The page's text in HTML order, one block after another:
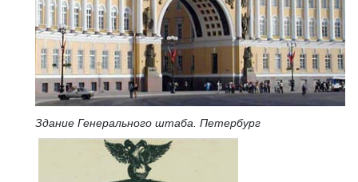
Здание Генерального штаба. Петербург